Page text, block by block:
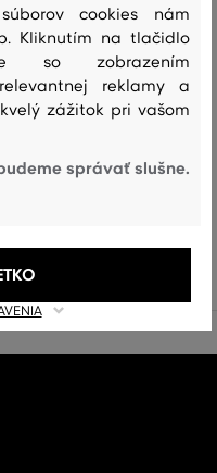
šaty (240)
(240)
cookies nám
Kliknutím na tlačidlo
so zobrazením
reklamy a
zážitok pri vašom
správať slušne.